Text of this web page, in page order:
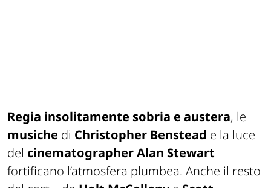
Regia insolitamente sobria e austera, le
musiche di Christopher Benstead e la luce
del cinematographer Alan Stewart
fortificano l’atmosfera plumbea. Anche il resto